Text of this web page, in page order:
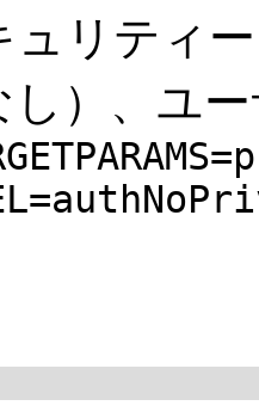
リティ
し）、ユ